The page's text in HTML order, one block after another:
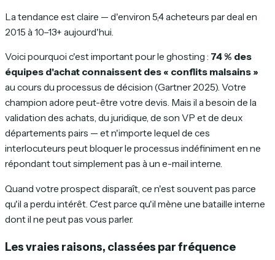
La tendance est claire — d'environ 5,4 acheteurs par deal en
2015 à 10–13+ aujourd'hui.
Voici pourquoi c'est important pour le ghosting : 74 % des
équipes d'achat connaissent des « conflits malsains »
au cours du processus de décision (Gartner 2025). Votre
champion adore peut-être votre devis. Mais il a besoin de la
validation des achats, du juridique, de son VP et de deux
départements pairs — et n'importe lequel de ces
interlocuteurs peut bloquer le processus indéfiniment en ne
répondant tout simplement pas à un e-mail interne.
Quand votre prospect disparaît, ce n'est souvent pas parce
qu'il a perdu intérêt. C'est parce qu'il mène une bataille interne
dont il ne peut pas vous parler.
Les vraies raisons, classées par fréquence